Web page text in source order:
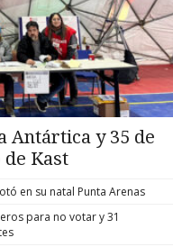
Antártica y 35 de
Kast
en su natal Punta Arenas
para no votar y 31